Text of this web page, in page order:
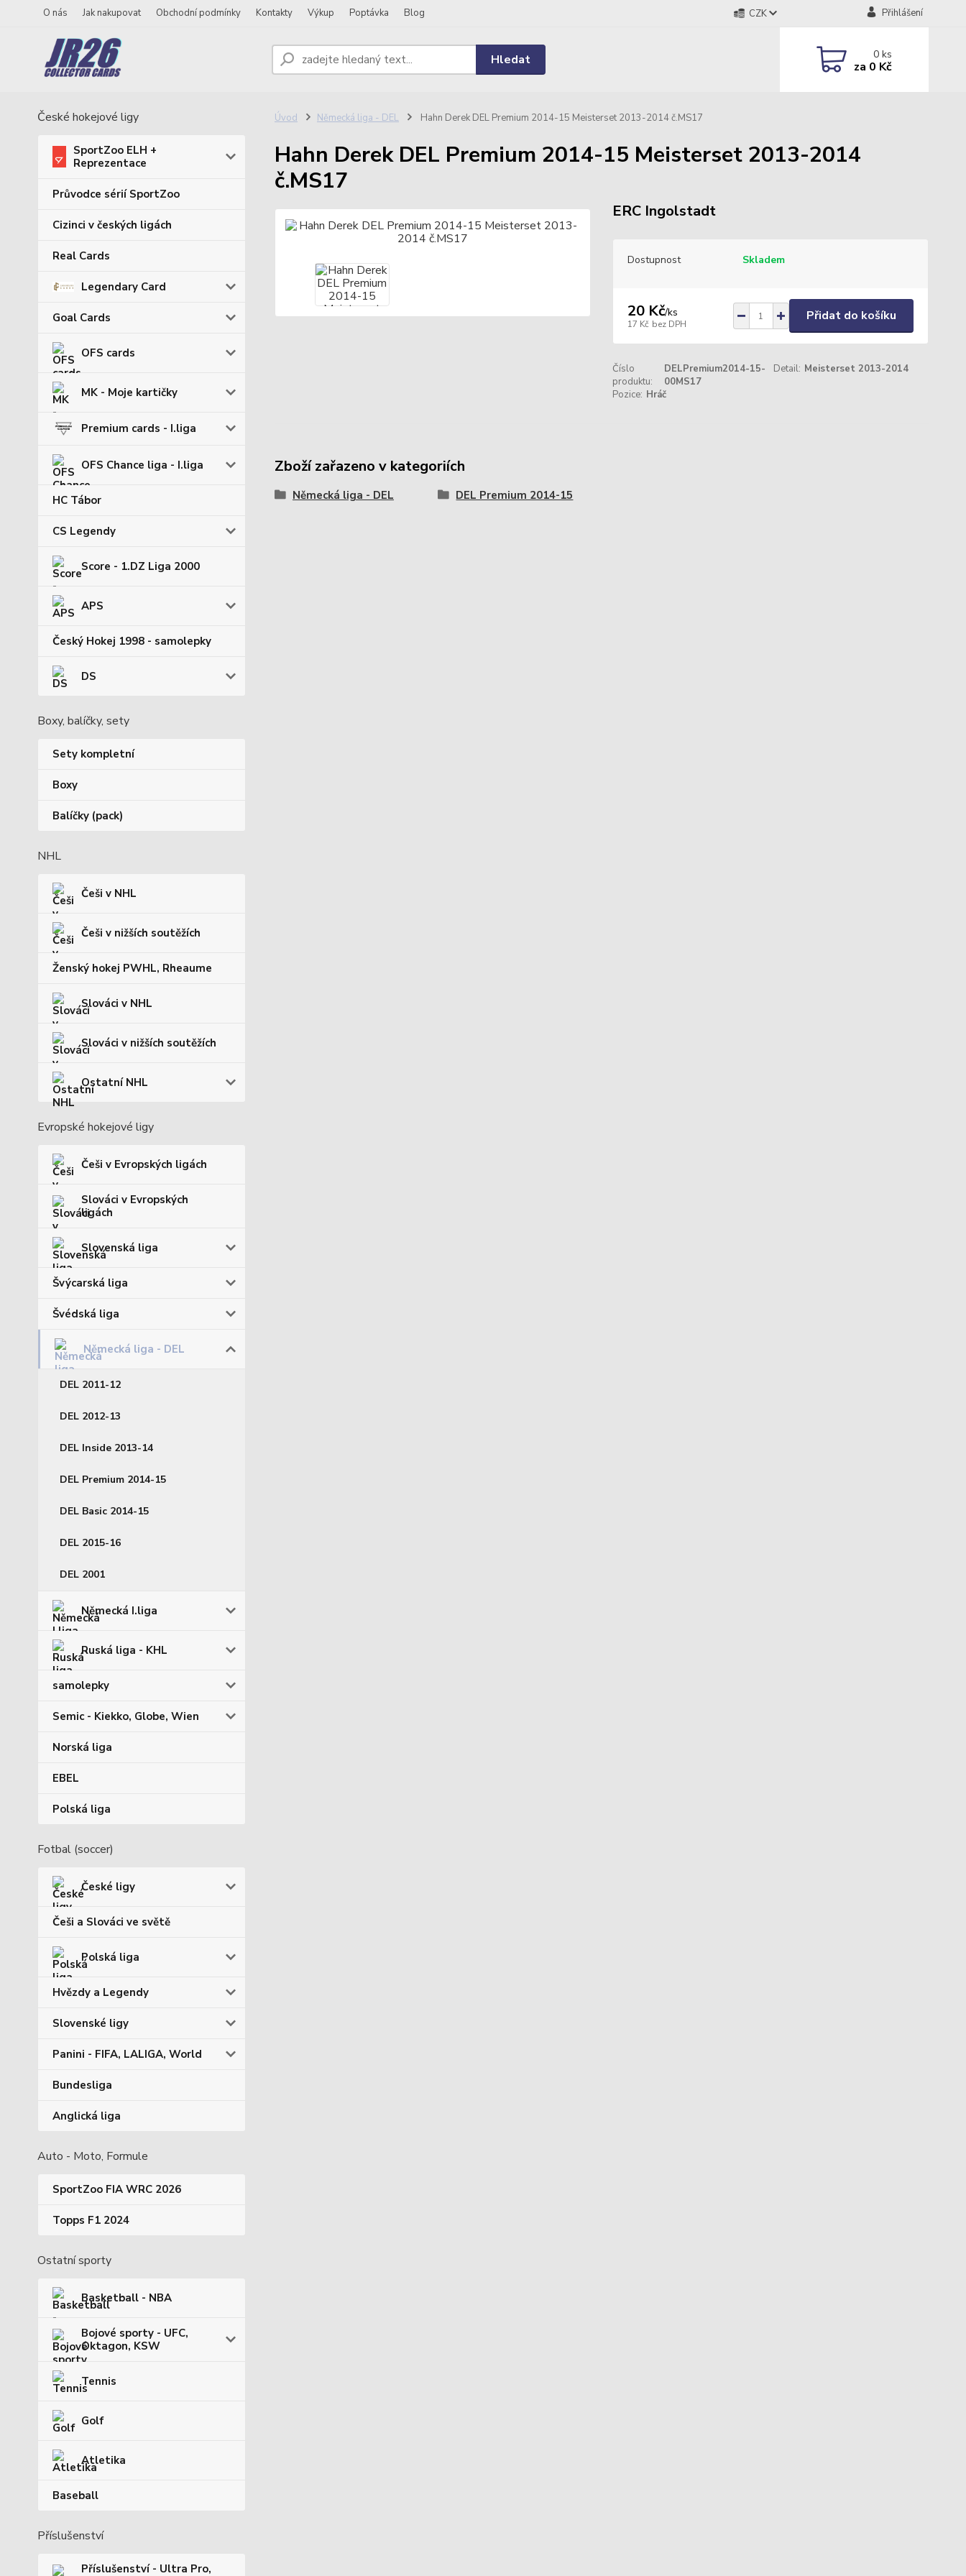
O nás Jak nakupovat Obchodní podmínky Kontakty Výkup Poptávka Blog CZK Přihlášení
Hledat 0ks
za 0 Kč
České hokejové ligy
SportZoo ELH +
Reprezentace
Průvodce sérií SportZoo
Cizinci v českých ligách
Real Cards
Legendary Card
Goal Cards
OFS cards
MK - Moje kartičky
Premium cards - I.liga
OFS Chance liga - I.liga
HC Tábor
CS Legendy
Score - 1.DZ Liga 2000
APS
Český Hokej 1998 - samolepky
DS
Boxy, balíčky, sety
Sety kompletní
Boxy
Balíčky (pack)
NHL
Češi v NHL
Češi v nižších soutěžích
Ženský hokej PWHL, Rheaume
Slováci v NHL
Slováci v nižších soutěžích
Ostatní NHL
Evropské hokejové ligy
Češi v Evropských ligách
Slováci v Evropských
ligách
Slovenská liga
Švýcarská liga
Švédská liga
Německá liga - DEL
DEL 2011-12
DEL 2012-13
DEL Inside 2013-14
DEL Premium 2014-15
DEL Basic 2014-15
DEL 2015-16
DEL 2001
Německá I.liga
Ruská liga - KHL
samolepky
Semic - Kiekko, Globe, Wien
Norská liga
EBEL
Polská liga
Fotbal (soccer)
České ligy
Češi a Slováci ve světě
Polská liga
Hvězdy a Legendy
Slovenské ligy
Panini - FIFA, LALIGA, World
Bundesliga
Anglická liga
Auto - Moto, Formule
SportZoo FIA WRC 2026
Topps F1 2024
Ostatní sporty
Basketball - NBA
Bojové sporty - UFC,
Oktagon, KSW
Tennis
Golf
Atletika
Baseball
Příslušenství
Příslušenství - Ultra Pro,
Úvod Německá liga - DEL Hahn Derek DEL Premium 2014-15 Meisterset 2013-2014 č.MS17
Hahn Derek DEL Premium 2014-15 Meisterset 2013-2014
č.MS17
ERC Ingolstadt
Dostupnost Skladem
20 Kč/ks
17 Kč bez DPH
Přidat do košíku
Číslo
produktu:
DELPremium2014-15-
00MS17
Detail: Meisterset 2013-2014
Pozice: Hráč
Zboží zařazeno v kategoriích
Německá liga - DEL DEL Premium 2014-15